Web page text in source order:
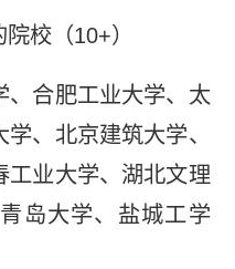
校（10+）
、合肥工业大学、太
、北京建筑大学、
工业大学、湖北文理
岛大学、盐城工学